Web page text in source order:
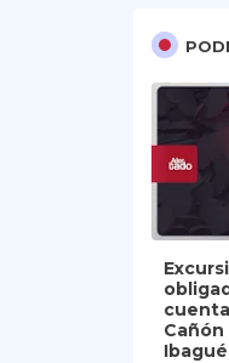
Ibagué